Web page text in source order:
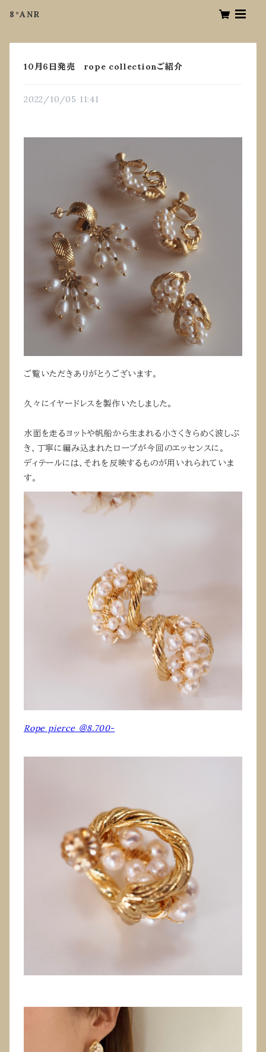
8°ANR
10月6日発売 rope collectionご紹介
2022/10/05 11:41
ご覧いただきありがとうございます。
久々にイヤードレスを製作いたしました。
水面を走るヨットや帆船から生まれる小さくきらめく波しぶ
き、丁寧に編み込まれたロープが今回のエッセンスに。
ディテールには、それを反映するものが用いれられていま
す。
Rope pierce ＠8.700-